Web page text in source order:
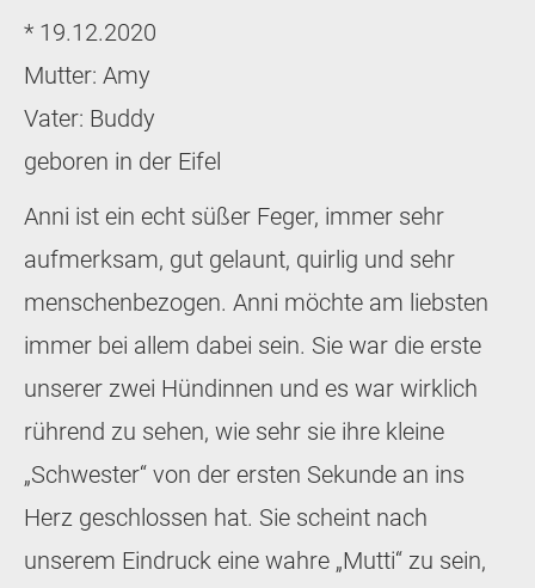
* 19.12.2020
Mutter: Amy
Vater: Buddy
geboren in der Eifel
Anni ist ein echt süßer Feger, immer sehr
aufmerksam, gut gelaunt, quirlig und sehr
menschenbezogen. Anni möchte am liebsten
immer bei allem dabei sein. Sie war die erste
unserer zwei Hündinnen und es war wirklich
rührend zu sehen, wie sehr sie ihre kleine
„Schwester“ von der ersten Sekunde an ins
Herz geschlossen hat. Sie scheint nach
unserem Eindruck eine wahre „Mutti“ zu sein,